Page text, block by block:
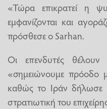
«Τώρα επικρατεί η
εμφανίζονται και
πρόσθεσε ο Sarhan.
Οι επενδυτές
«σημειώνουμε πρόοδο
καθώς το Ιράν δήλωσε
στρατιωτική του